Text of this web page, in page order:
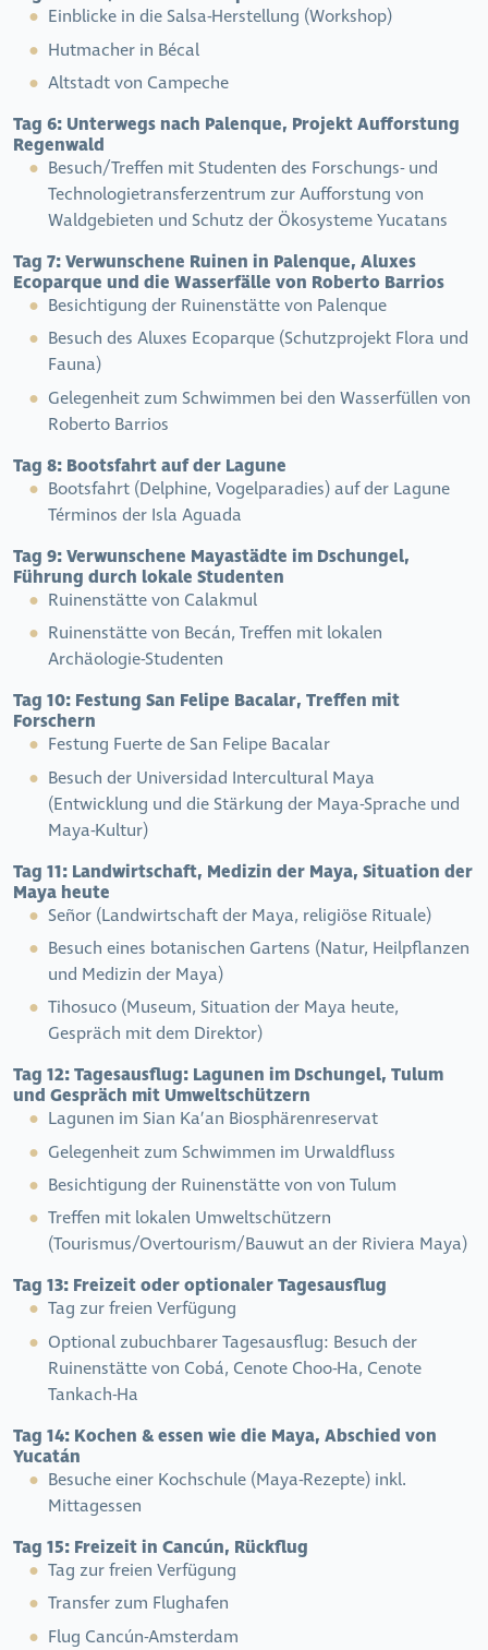
Einblicke in die Salsa-Herstellung (Workshop)
Hutmacher in Bécal
Altstadt von Campeche
Tag 6: Unterwegs nach Palenque, Projekt Aufforstung
Regenwald
Besuch/Treffen mit Studenten des Forschungs- und
Technologietransferzentrum zur Aufforstung von
Waldgebieten und Schutz der Ökosysteme Yucatans
Tag 7:Verwunschene Ruinen in Palenque, Aluxes
Ecoparque und die Wasserfälle von Roberto Barrios
Besichtigung der Ruinenstätte von Palenque
Besuch des Aluxes Ecoparque (Schutzprojekt Flora und
Fauna)
Gelegenheit zum Schwimmen bei den Wasserfüllen von
Roberto Barrios
Tag 8: Bootsfahrt auf der Lagune
Bootsfahrt (Delphine, Vogelparadies) auf der Lagune
Términos der Isla Aguada
Tag 9:Verwunschene Mayastädte im Dschungel,
Führung durch lokale Studenten
Ruinenstätte von Calakmul
Ruinenstätte von Becán, Treffen mit lokalen
Archäologie-Studenten
Tag 10: Festung San Felipe Bacalar, Treffen mit
Forschern
Festung Fuerte de San Felipe Bacalar
Besuch der Universidad Intercultural Maya
(Entwicklung und die Stärkung der Maya-Sprache und
Maya-Kultur)
Tag 11: Landwirtschaft, Medizin der Maya, Situation der
Maya heute
Señor (Landwirtschaft der Maya, religiöse Rituale)
Besuch eines botanischen Gartens (Natur, Heilpflanzen
und Medizin der Maya)
Tihosuco (Museum, Situation der Maya heute,
Gespräch mit dem Direktor)
Tag 12:Tagesausflug: Lagunen im Dschungel, Tulum
und Gespräch mit Umweltschützern
Lagunen im Sian Ka’an Biosphärenreservat
Gelegenheit zum Schwimmen im Urwaldfluss
Besichtigung der Ruinenstätte von von Tulum
Treffen mit lokalen Umweltschützern
(Tourismus/Overtourism/Bauwut an der Riviera Maya)
Tag 13: Freizeit oder optionaler Tagesausflug
Tag zur freien Verfügung
Optional zubuchbarer Tagesausflug: Besuch der
Ruinenstätte von Cobá, Cenote Choo-Ha, Cenote
Tankach-Ha
Tag 14: Kochen & essen wie die Maya, Abschied von
Yucatán
Besuche einer Kochschule (Maya-Rezepte) inkl.
Mittagessen
Tag 15: Freizeit in Cancún, Rückflug
Tag zur freien Verfügung
Transfer zum Flughafen
Flug Cancún-Amsterdam